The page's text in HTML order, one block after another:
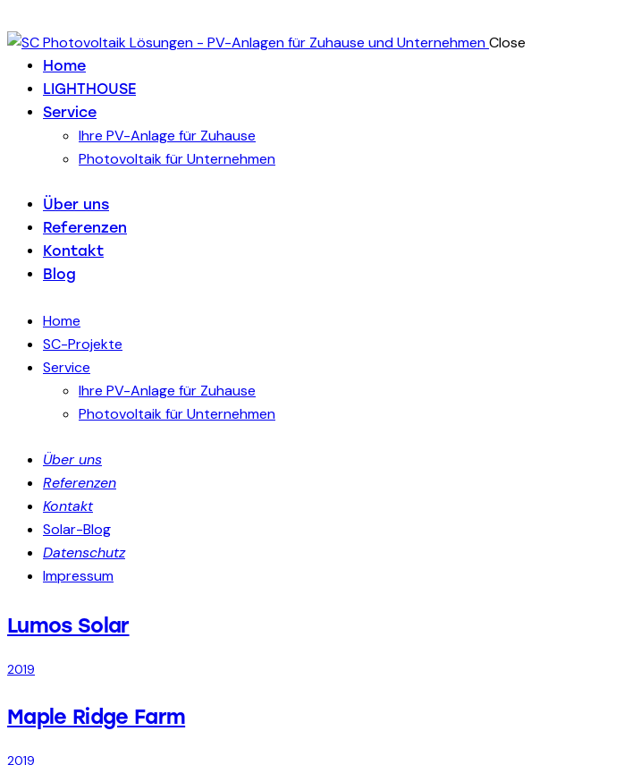
Close
Home
LIGHTHOUSE
Service
Ihre PV-Anlage für Zuhause
Photovoltaik für Unternehmen
Über uns
Referenzen
Kontakt
Blog
Home
SC-Projekte
Service
Ihre PV-Anlage für Zuhause
Photovoltaik für Unternehmen
Über uns
Referenzen
Kontakt
Solar-Blog
Datenschutz
Impressum
Lumos Solar
2019
Maple Ridge Farm
2019